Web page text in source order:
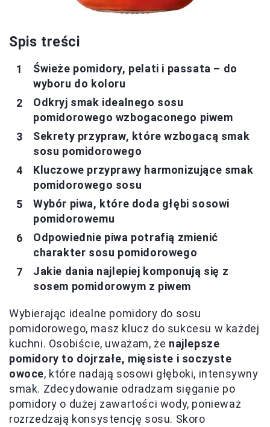
Spis treści
Świeże pomidory, pelati i passata – do
wyboru do koloru
Odkryj smak idealnego sosu
pomidorowego wzbogaconego piwem
Sekrety przypraw, które wzbogacą smak
sosu pomidorowego
Kluczowe przyprawy harmonizujące smak
pomidorowego sosu
Wybór piwa, które doda głębi sosowi
pomidorowemu
Odpowiednie piwa potrafią zmienić
charakter sosu pomidorowego
Jakie dania najlepiej komponują się z
sosem pomidorowym z piwem
Wybierając idealne pomidory do sosu
pomidorowego, masz klucz do sukcesu w każdej
kuchni. Osobiście, uważam, że najlepsze
pomidory to dojrzałe, mięsiste i soczyste
owoce, które nadają sosowi głęboki, intensywny
smak. Zdecydowanie odradzam sięganie po
pomidory o dużej zawartości wody, ponieważ
rozrzedzają konsystencję sosu. Skoro